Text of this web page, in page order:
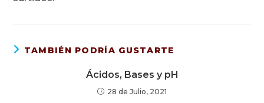
TAMBIÉN PODRÍA GUSTARTE
Ácidos, Bases y pH
28 de Julio, 2021